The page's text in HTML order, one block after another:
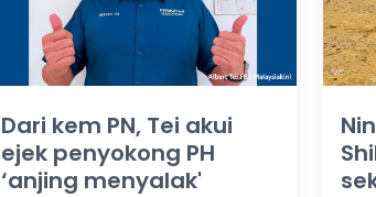
Dari kem PN, Tei akui
ejek penyokong PH
‘anjing menyalak'